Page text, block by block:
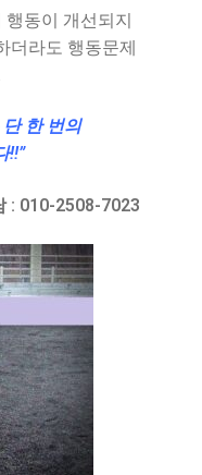
행동이 개선되지
더라도 행동문제
한 번의
!!”
: 010-2508-7023